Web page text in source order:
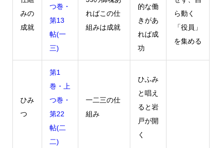
みの
成就
つ巻・
第13
帖(一
三)
ればこの仕
組みは成就
的な働
きがあ
れば成
功
ら動く
「役員」
を集める
ひみ
つ
第1
巻・上
つ巻・
第22
帖(二
二)
一二三の仕
組み
ひふみ
と唱え
ると岩
戸が開
く